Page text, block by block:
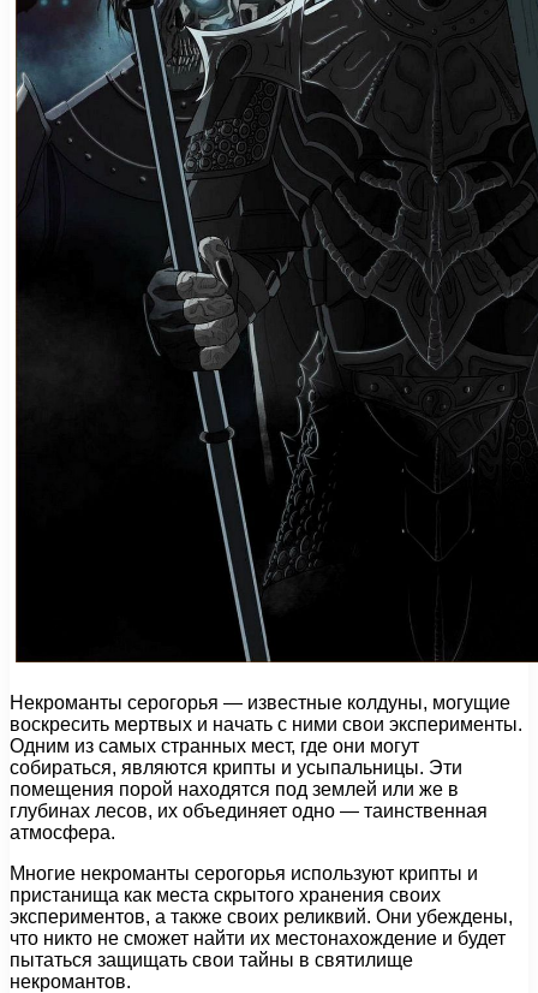
Некроманты серогорья — известные колдуны, могущие
воскресить мертвых и начать с ними свои эксперименты.
Одним из самых странных мест, где они могут
собираться, являются крипты и усыпальницы. Эти
помещения порой находятся под землей или же в
глубинах лесов, их объединяет одно — таинственная
атмосфера.
Многие некроманты серогорья используют крипты и
пристанища как места скрытого хранения своих
экспериментов, а также своих реликвий. Они убеждены,
что никто не сможет найти их местонахождение и будет
пытаться защищать свои тайны в святилище
некромантов.